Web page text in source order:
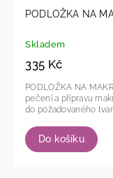
PODLOŽKA NA
Skladem
335 Kč
Do košíku
PODLOŽKA NA MAKRONKY -
pečení a přípravu makrónek. Makronky se díky